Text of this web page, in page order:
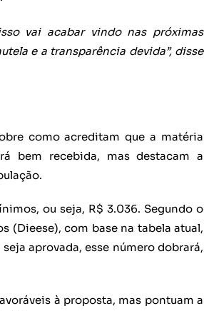
vai acabar vindo nas próximas
e a transparência devida”, disse
como acreditam que a matéria
bem recebida, mas destacam a
ou seja, R$ 3.036. Segundo o
(Dieese), com base na tabela atual,
aprovada, esse número dobrará,
à proposta, mas pontuam a